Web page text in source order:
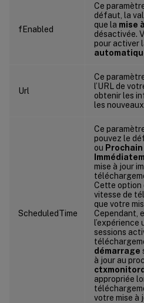
fEnabled
Ce
défaut, la
que la mise
désactivée.
pour activer
Url
Ce
l’URL de
obtenir les
les
ScheduledTime
Ce
pouvez le
ou
mise à jour
Cette option
vitesse de
que votre
Cependant,
l’expérience
sessions
démarrage
à jour au
ctxmonitord
appropriée
votre mise à